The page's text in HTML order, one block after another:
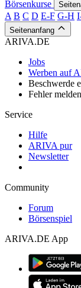
Börsenkurse
A B C D E-F G-H
Seitenanfang
ARIVA.DE
Jobs
Werben auf
Beschwerde
Fehler melden
Service
Hilfe
ARIVA pur
Newsletter
Community
Forum
Börsenspiel
ARIVA.DE App